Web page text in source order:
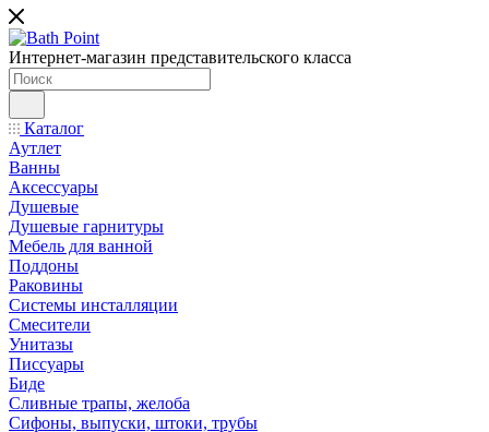
Интернет-магазин представительского класса
Каталог
Аутлет
Ванны
Аксессуары
Душевые
Душевые гарнитуры
Мебель для ванной
Поддоны
Раковины
Системы инсталляции
Смесители
Унитазы
Писсуары
Биде
Сливные трапы, желоба
Сифоны, выпуски, штоки, трубы